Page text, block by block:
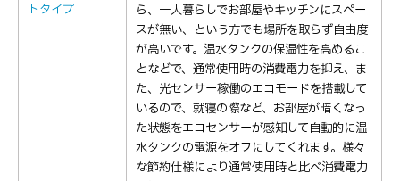
トタイプ
ら、一人暮らしでお部屋やキッチンにスペー
スが無い、という方でも場所を取らず自由度
が高いです。温水タンクの保温性を高めるこ
となどで、通常使用時の消費電力を抑え、ま
た、光センサー稼働のエコモードを搭載して
いるので、就寝の際など、お部屋が暗くなっ
た状態をエコセンサーが感知して自動的に温
水タンクの電源をオフにしてくれます。様々
な節約仕様により通常使用時と比べ消費電力